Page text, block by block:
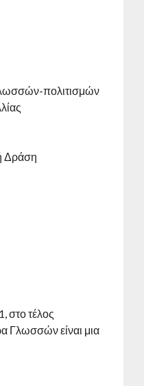
πολιτισμών
Δράση
στο τέλος
είναι μια